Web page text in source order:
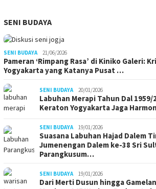
SENI BUDAYA
SENI BUDAYA 21/06/2026
Pameran ‘Rimpang Rasa’ di Kiniko Galeri:
Yogyakarta yang Katanya Pusat …
SENI BUDAYA 20/01/2026
Labuhan Merapi Tahun Dal 1959/
Keraton Yogyakarta Jaga
SENI BUDAYA 19/01/2026
Suasana Labuhan Hajad Dalem
Jumenengan Dalem ke-38 Sri
Parangkusum…
SENI BUDAYA 19/01/2026
Dari Merti Dusun hingga